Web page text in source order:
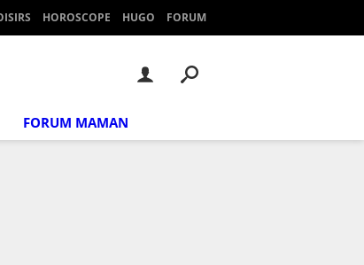
HOROSCOPE HUGO FORUM
FORUM MAMAN